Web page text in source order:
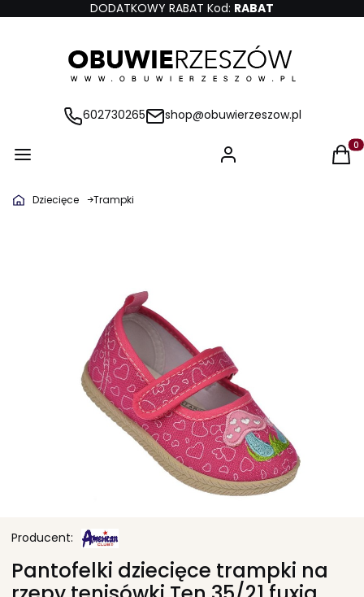
DODATKOWY RABAT Kod: RABAT
602730265 shop@obuwierzeszow.pl
Dziecięce Trampki
Pantofelki dziecięce trampki na